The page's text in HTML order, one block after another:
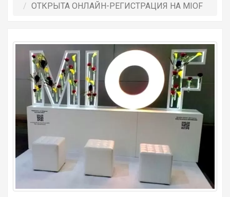
ОТКРЫТА ОНЛАЙН-РЕГИСТРАЦИЯ НА MIOF